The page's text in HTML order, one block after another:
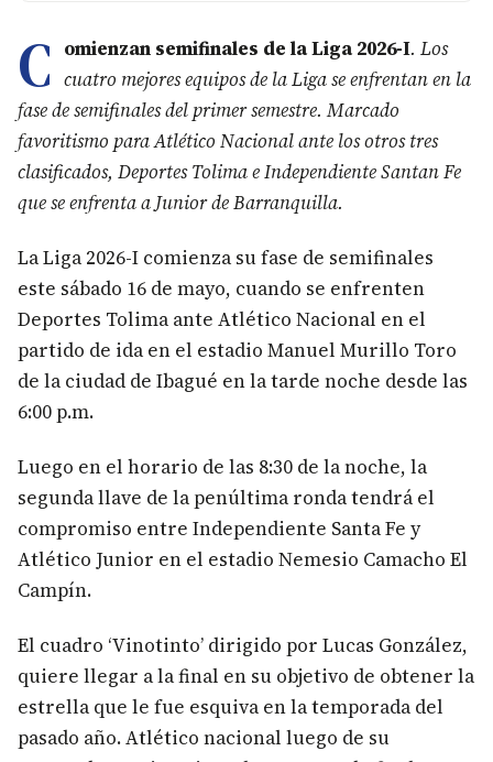
C omienzan semifinales de la Liga 2026-I. Los
cuatro mejores equipos de la Liga se enfrentan en la
fase de semifinales del primer semestre. Marcado
favoritismo para Atlético Nacional ante los otros tres
clasificados, Deportes Tolima e Independiente Santan Fe
que se enfrenta a Junior de Barranquilla.
La Liga 2026-I comienza su fase de semifinales
este sábado 16 de mayo, cuando se enfrenten
Deportes Tolima ante Atlético Nacional en el
partido de ida en el estadio Manuel Murillo Toro
de la ciudad de Ibagué en la tarde noche desde las
6:00 p.m.
Luego en el horario de las 8:30 de la noche, la
segunda llave de la penúltima ronda tendrá el
compromiso entre Independiente Santa Fe y
Atlético Junior en el estadio Nemesio Camacho El
Campín.
El cuadro ‘Vinotinto’ dirigido por Lucas González,
quiere llegar a la final en su objetivo de obtener la
estrella que le fue esquiva en la temporada del
pasado año. Atlético nacional luego de su